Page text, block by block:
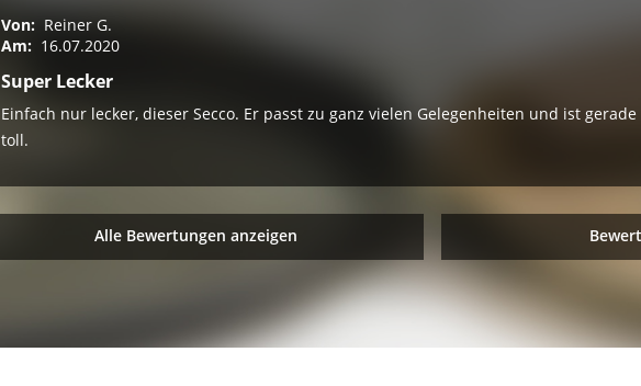
Von: Reiner G.
Am: 16.07.2020
Super Lecker
Einfach nur lecker, dieser Secco. Er passt zu ganz vielen Gelegenheiten und ist
toll.
Alle Bewertungen anzeigen